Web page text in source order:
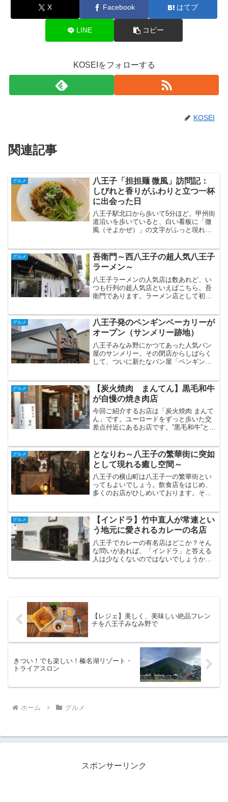
X Facebook はてブ
LINE コピー
KOSEIをフォローする
KOSEI
関連記事
グルメ
八王子「担担麺 微風」訪問記：
しびれと香りがふわりと立つ一杯
に出会った日
八王子駅北口から歩いて5分ほど。甲州街
道沿いを歩いていると、白い看板に「微
風（そよかぜ）」の文字がふっと現れま
ター8席のみですが、カフェのように清潔
で明るい空間。女性ひ...
グルメ
吾衛門～西八王子の超人気八王子
ラーメン～
八王子ラーメンの人気店は数あれど、い
つも行列の超人気店といえばこちら。吾
衛門であります。ラーメン店として初の
売られているほどの人気店。八王子市民
の間の知名度は抜群ではな...
グルメ
八王子発のペンギンベーカリーが
オープン（サンメリー跡地）
八王子みなみ野にかつてあった人気パン
屋のサンメリー。その閉店からしばらく
して、ついに新たなパン屋「ペンギンベ
都八王子市みなみ野1‑7‑3、ショッピング
センター「フレスポ...
グルメ
【炭火焼肉 まんてん】黒毛和牛
が自慢の焼き肉店
今回ご紹介するお店は「炭火焼肉 まんて
ん」です。ユーロードをずっと歩いた交
差点付近にあるお店です。”黒毛和牛”とい
食を注文してみました。人気店なのか結
構お客さんでにぎわ...
グルメ
となりわ～八王子の繁華街に突如
として現れる癒し空間～
八王子の横山町は八王子一の繁華街とい
ってもよいでしょう。飲食店をはじめ、
多くのお店がひしめいております。そん
りわ」です。何だか名前からして暖かみ
を感じますね。となりわが...
グルメ
【インドラ】竹中直人が常連とい
う地元に愛されるカレーの名店
八王子でカレーの有名店はどこか？そん
な問いがあれば、「インドラ」と答える
人は少なくないのではないでしょうか。
【レジェ】美しく、美味しい絶品フレン
チを八王子みなみ野で
きつい！でも楽しい！榛名湖リゾート・
トライアスロン
ホーム グルメ
スポンサーリンク